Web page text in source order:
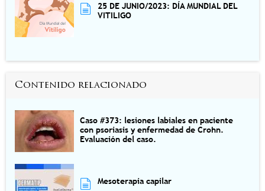
25 DE JUNIO/2023: DÍA MUNDIAL DEL
VITILIGO
Contenido relacionado
Caso #373: lesiones labiales en paciente
con psoriasis y enfermedad de Crohn.
Evaluación del caso.
Mesoterapia capilar